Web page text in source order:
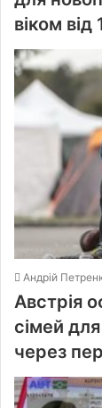
віком
Андрій
Австрія
сімей
через